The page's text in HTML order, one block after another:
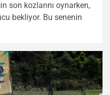
son kozlarını oynarken,
bekliyor. Bu senenin